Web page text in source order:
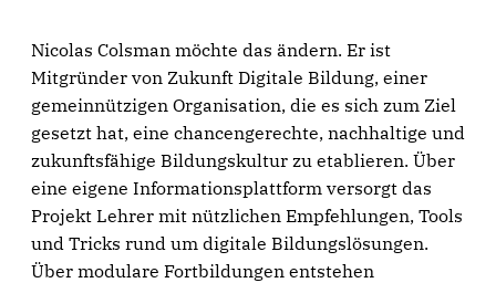
Nicolas Colsman möchte das ändern. Er ist
Mitgründer von Zukunft Digitale Bildung, einer
gemeinnützigen Organisation, die es sich zum Ziel
gesetzt hat, eine chancengerechte, nachhaltige und
zukunftsfähige Bildungskultur zu etablieren. Über
eine eigene Informationsplattform versorgt das
Projekt Lehrer mit nützlichen Empfehlungen, Tools
und Tricks rund um digitale Bildungslösungen.
Über modulare Fortbildungen entstehen